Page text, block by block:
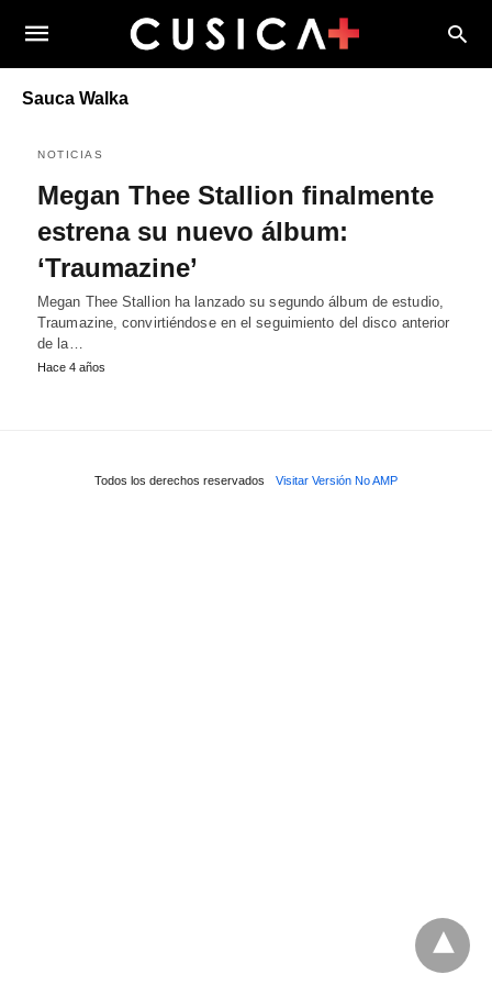
Sauca Walka
NOTICIAS
Megan Thee Stallion finalmente
estrena su nuevo álbum:
‘Traumazine’
Megan Thee Stallion ha lanzado su segundo álbum de estudio,
Traumazine, convirtiéndose en el seguimiento del disco anterior
de la…
Hace 4 años
Todos los derechos reservados Visitar Versión No AMP